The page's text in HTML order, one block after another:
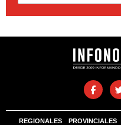
REGIONALES PROVINCIALES